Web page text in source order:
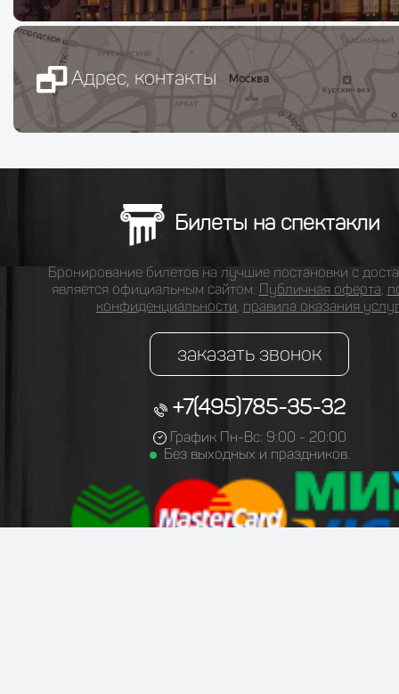
Адрес, контакты
Билеты на спектакли
Бронирование билетов на лучшие постановки с
является официальным сайтом. Публичная оферта,
конфиденциальности, правила оказания услуг
заказать звонок
+7(495)785-35-32
График Пн-Вс: 9:00 - 20:00
Без выходных и праздников.